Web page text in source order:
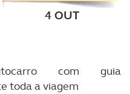
4 OUT
com guia
toda a viagem